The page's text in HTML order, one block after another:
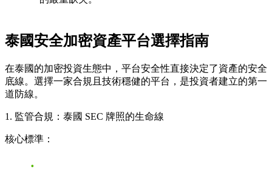
泰國安全加密資產平台選擇指南
在泰國的加密投資生態中，平台安全性直接決定了資產的安全
底線。選擇一家合規且技術穩健的平台，是投資者建立的第一
道防線。
1. 監管合規：泰國 SEC 牌照的生命線
核心標準：